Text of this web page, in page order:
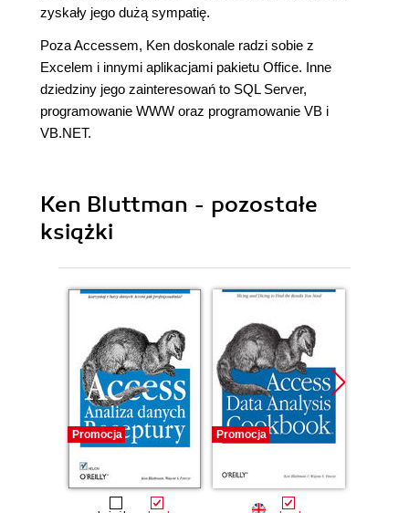
zyskały jego dużą sympatię.
Poza Accessem, Ken doskonale radzi sobie z
Excelem i innymi aplikacjami pakietu Office. Inne
dziedziny jego zainteresowań to SQL Server,
programowanie WWW oraz programowanie VB i
VB.NET.
Ken Bluttman - pozostałe
książki
Promocja Promocja